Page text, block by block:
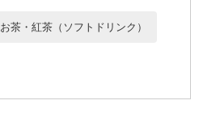
お茶・紅茶（ソフトドリンク）